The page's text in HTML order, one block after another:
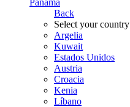
Panamá
Back
Select your country
Argelia
Kuwait
Estados Unidos
Austria
Croacia
Kenia
Líbano